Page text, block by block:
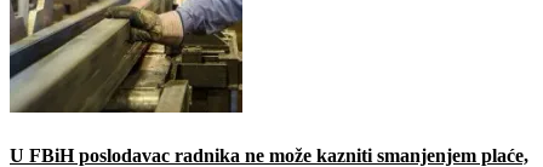
U FBiH poslodavac radnika ne može kazniti smanjenjem plaće,